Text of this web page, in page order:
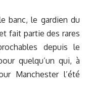
banc, le gardien du
fait partie des rares
depuis le
quelqu’un qui, à
Manchester l’été